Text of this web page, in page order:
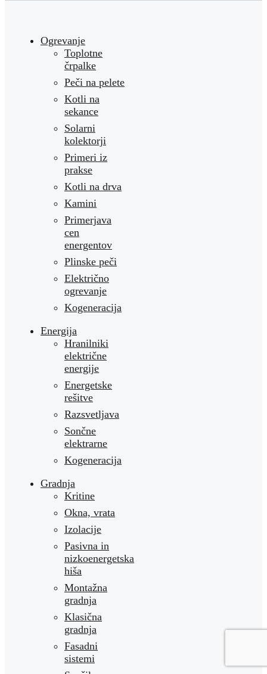
Ogrevanje
Toplotne
črpalke
Peči na pelete
Kotli na
sekance
Solarni
kolektorji
Primeri iz
prakse
Kotli na drva
Kamini
Primerjava
cen
energentov
Plinske peči
Električno
ogrevanje
Kogeneracija
Energija
Hranilniki
električne
energije
Energetske
rešitve
Razsvetljava
Sončne
elektrarne
Kogeneracija
Gradnja
Kritine
Okna, vrata
Izolacije
Pasivna in
nizkoenergetska
hiša
Montažna
gradnja
Klasična
gradnja
Fasadni
sistemi